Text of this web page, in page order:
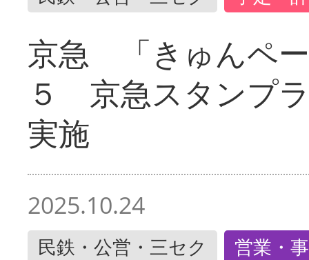
京急 「きゅんペ
５ 京急スタンプ
実施
2025.10.24
民鉄・公営・三セク 営業・